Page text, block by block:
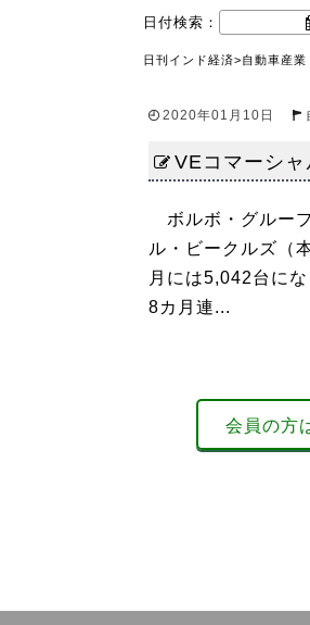
日付検索：
日刊インド経済>自動車産業
2020年01月10日
VEコマーシ
ボルボ・グルー
ル・ビークルズ（
月には5,042台に
8カ月連...
会員の方